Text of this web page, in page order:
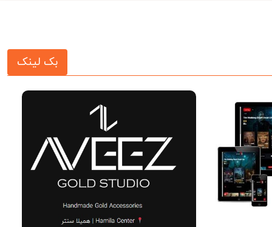
بک لینک